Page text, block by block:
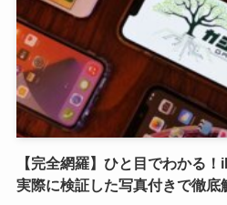
【完全網羅】ひと目でわかる
実際に検証した写真付きで徹底